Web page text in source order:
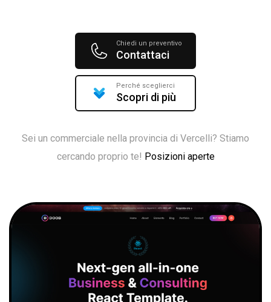
Chiedi un preventivo
Contattaci
Perché sceglierci
Scopri di più
Sei un commerciale nella provincia di Vercelli? Stiamo
cercando proprio te! Posizioni aperte